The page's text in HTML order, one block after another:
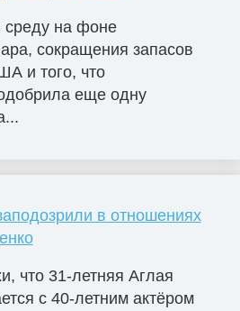
на фоне
сокращения запасов
и того, что
еще одну
в отношениях
что 31-летняя Аглая
с 40-летним актёром